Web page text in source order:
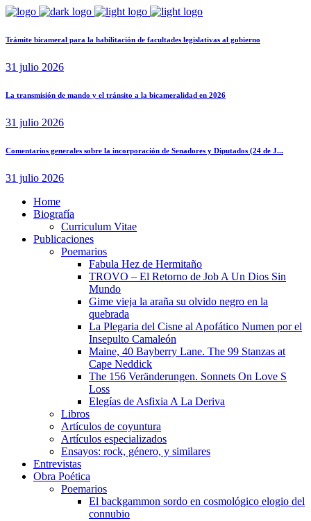
Trámite bicameral para la habilitación de facultades legislativas al gobierno
31 julio 2026
La transmisión de mando y el tránsito a la bicameralidad en 2026
31 julio 2026
Comentarios generales sobre la incorporación de Senadores y Diputados (24 de J...
31 julio 2026
Home
Biografía
Curriculum Vitae​
Publicaciones
Poemarios
Fabula Hez de Hermitaño
TROVO – El Retorno de Job A Un Dios Sin
Mundo
Gime vieja la araña su olvido negro en la
quebrada
La Plegaria del Cisne al Apofático Numen por el
Insepulto Camaleón
Maine, 40 Bayberry Lane. The 99 Stanzas at
Cape Neddick
The 156 Veränderungen. Sonnets On Love S
Loss
Elegías de Asfixia A La Deriva
Libros
Artículos de coyuntura
Artículos especializados
Ensayos: rock, género, y similares
Entrevistas
Obra Poética
Poemarios
El backgammon sordo en cosmológico elogio del
connubio